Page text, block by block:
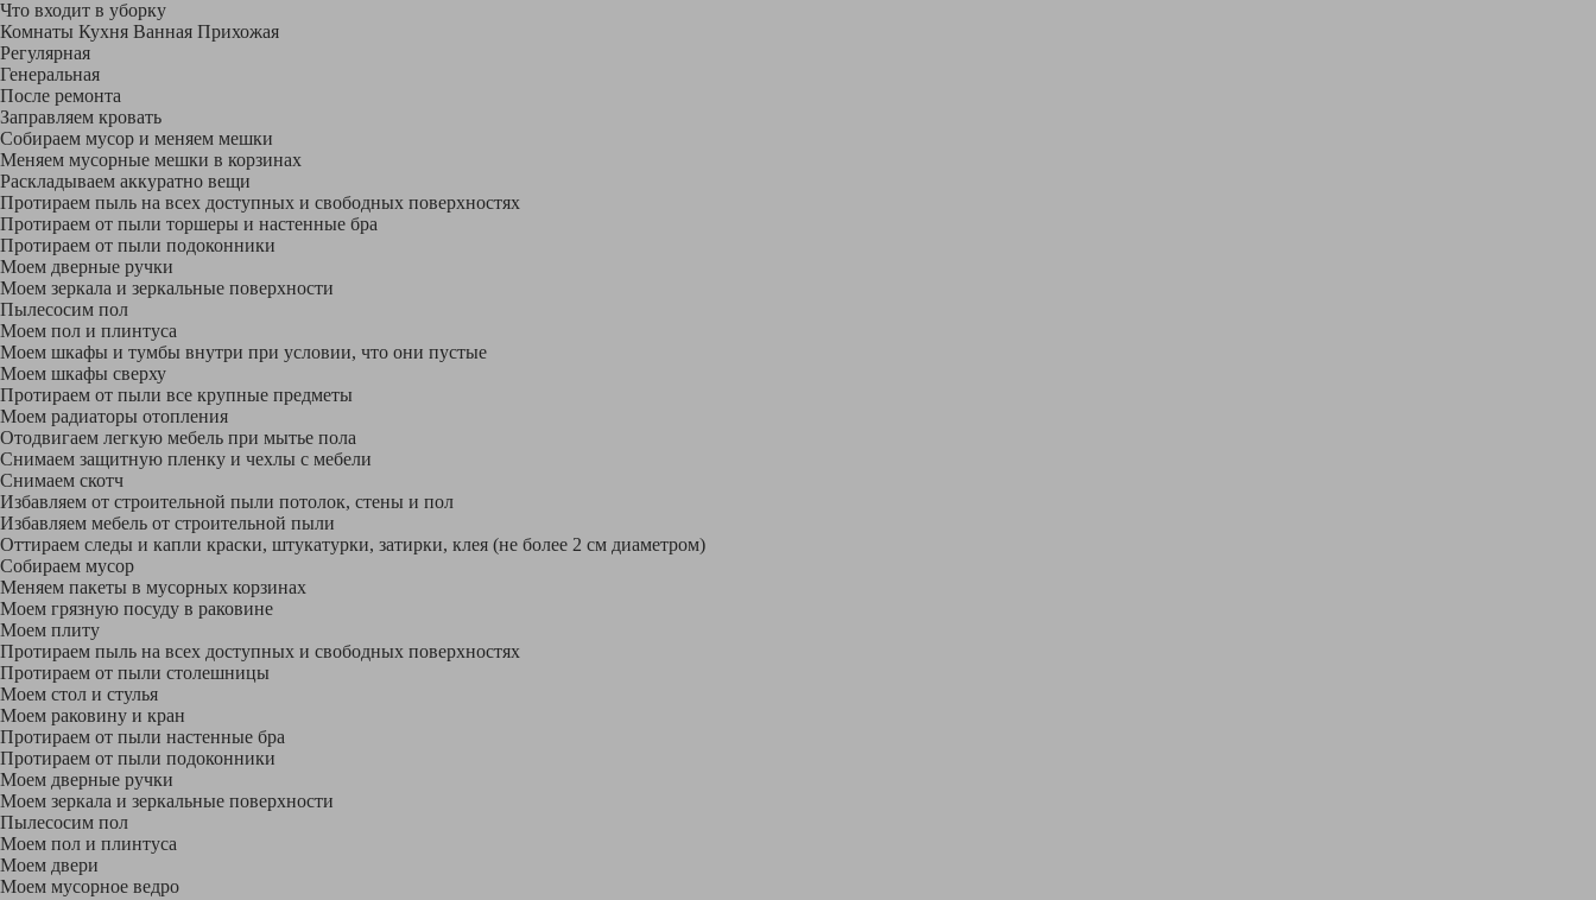
Что входит в уборку
Регу­лярная
Гене­ральная
После ремонта
Заправляем кровать
Собираем мусор и меняем мешки
Меняем мусорные мешки в корзинах
Раскладываем аккуратно вещи
Протираем пыль на всех доступных и свободных поверхностях
Протираем от пыли торшеры и настенные бра
Протираем от пыли подоконники
Моем дверные ручки
Моем зеркала и зеркальные поверхности
Пылесосим пол
Моем пол и плинтуса
Моем шкафы и тумбы внутри при условии, что они пустые
Моем шкафы сверху
Протираем от пыли все крупные предметы
Моем радиаторы отопления
Отодвигаем легкую мебель при мытье пола
Снимаем защитную пленку и чехлы с мебели
Снимаем скотч
Избавляем от строительной пыли потолок, стены и пол
Избавляем мебель от строительной пыли
Оттираем следы и капли краски, штукатурки, затирки, клея (не более 2 см диаметром)
Собираем мусор
Меняем пакеты в мусорных корзинах
Моем грязную посуду в раковине
Моем плиту
Протираем пыль на всех доступных и свободных поверхностях
Протираем от пыли столешницы
Моем стол и стулья
Моем раковину и кран
Протираем от пыли настенные бра
Протираем от пыли подоконники
Моем дверные ручки
Моем зеркала и зеркальные поверхности
Пылесосим пол
Моем пол и плинтуса
Моем двери
Моем мусорное ведро